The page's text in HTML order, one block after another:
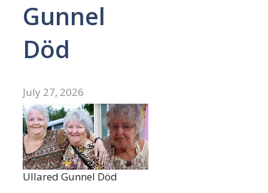
Gunnel
Död
July 27, 2026
Ullared Gunnel Död